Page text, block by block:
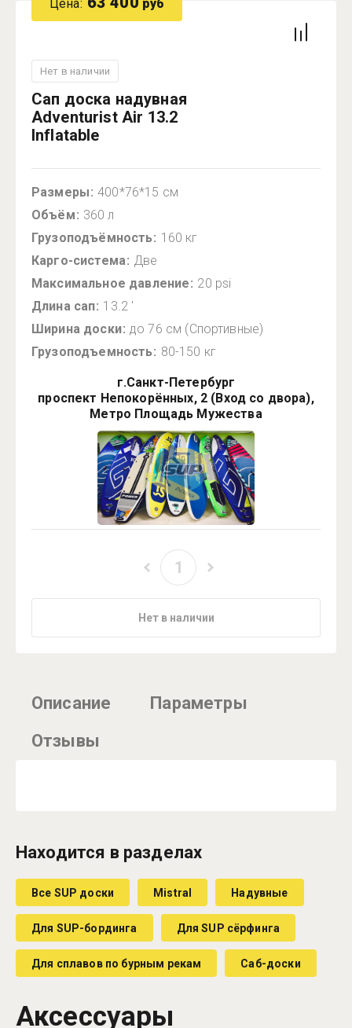
Цена: руб
Сап доска надувная
Adventurist Air 13.2
Inflatable
Нет в наличии
Размеры 400*76*15 см
Объём
360 л
Грузоподъёмность
160 кг
Карго-система Две
Максимальное давление
20 psi
Длина сап 13.2 ′
Ширина доски до 76 см (Спортивные)
Грузоподъемность
80-150 кг
г.Санкт-Петербург
проспект Непокорённых, 2 (Вход со двора),
Метро Площадь Мужества
Нет в наличии
Описание
Параметры
Отзывы
Находится в разделах
Все SUP доски Mistral Надувные
Для SUP-бординга Для SUP сёрфинга
Для сплавов по бурным рекам Саб-доски
Аксессуары